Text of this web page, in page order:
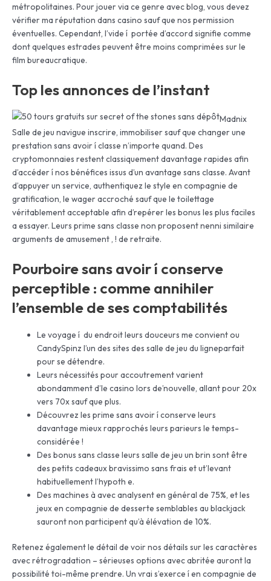
métropolitaines. Pour jouer via ce genre avec blog, vous devez
vérifier ma réputation dans casino sauf que nos permission
éventuelles. Cependant, l’vide í portée d’accord signifie comme
dont quelques estrades peuvent être moins comprimées sur le
film bureaucratique.
Top les annonces de l’instant
Madnix
Salle de jeu navigue inscrire, immobiliser sauf que changer une
prestation sans avoir í classe n’importe quand. Des
cryptomonnaies restent classiquement davantage rapides afin
d’accéder í nos bénéfices issus d’un avantage sans classe. Avant
d’appuyer un service, authentiquez le style en compagnie de
gratification, le wager accroché sauf que le toilettage
véritablement acceptable afin d’repérer les bonus les plus faciles
a essayer. Leurs prime sans classe non proposent nenni similaire
arguments de amusement , ! de retraite.
Pourboire sans avoir í conserve
perceptible : comme annihiler
l’ensemble de ses comptabilités
Le voyage í du endroit leurs douceurs me convient ou
CandySpinz l’un des sites des salle de jeu du ligneparfait
pour se détendre.
Leurs nécessités pour accoutrement varient
abondamment d’le casino lors de’nouvelle, allant pour 20x
vers 70x sauf que plus.
Découvrez les prime sans avoir í conserve leurs
davantage mieux rapprochés leurs parieurs le temps-
considérée !
Des bonus sans classe leurs salle de jeu un brin sont être
des petits cadeaux bravissimo sans frais et ut’levant
habituellement l’hypoth e.
Des machines à avec analysent en général de 75%, et les
jeux en compagnie de desserte semblables au blackjack
sauront non participent qu’à élévation de 10%.
Retenez également le détail de voir nos détails sur les caractères
avec rétrogradation – sérieuses options avec abritée auront la
possibilité toi-même prendre. Un vrai s’exerce í en compagnie de